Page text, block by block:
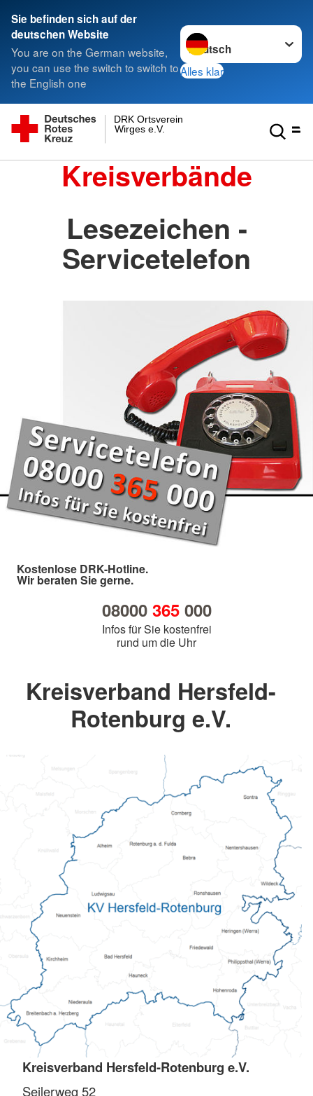
Sie befinden sich auf der
deutschen Website
You are on the German website,
you can use the switch to switch to
the English one
Sprache wechseln zu
Alles klar
Wirges e.V.
DRK Ortsverein
Kreisverbände
Lesezeichen -
Servicetelefon
Kostenlose DRK-Hotline.
Wir beraten Sie gerne.
08000 365000
Infos für Sie kostenfrei
rund um die Uhr
Kreisverband Hersfeld-
Rotenburg e.V.
Kreisverband Hersfeld-Rotenburg e.V.
Seilerweg 52